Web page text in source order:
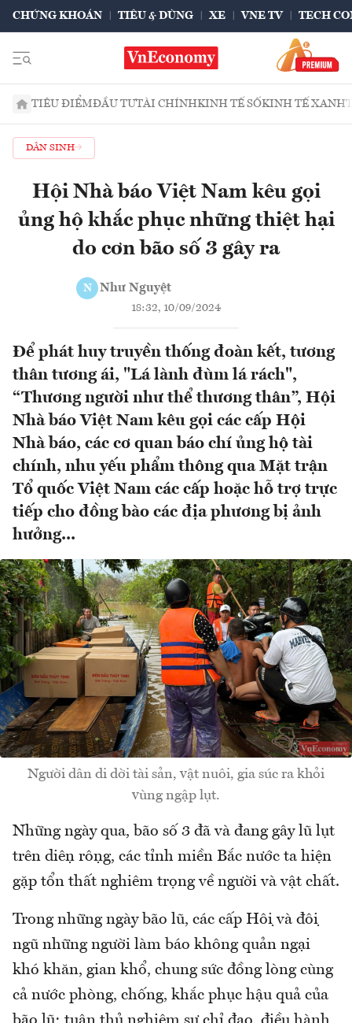
CHỨNG KHOÁN TIÊU & DÙNG XE VNE TV TECH
TIÊU ĐIỂMĐẦU TƯTÀI CHÍNHKINH TẾ SỐKINH TẾ XANH
DÂN SINH
Hội Nhà báo Việt Nam kêu gọi
ủng hộ khắc phục những thiệt hại
do cơn bão số 3 gây ra
N Như Nguyệt
18:32, 10/09/2024
Để phát huy truyền thống đoàn kết, tương
thân tương ái, "Lá lành đùm lá rách",
“Thương người như thể thương thân”, Hội
Nhà báo Việt Nam kêu gọi các cấp Hội
Nhà báo, các cơ quan báo chí ủng hộ tài
chính, nhu yếu phẩm thông qua Mặt trận
Tổ quốc Việt Nam các cấp hoặc hỗ trợ trực
tiếp cho đồng bào các địa phương bị ảnh
hưởng...
Người dân di dời tài sản, vật nuôi, gia súc ra khỏi
vùng ngập lụt.
Những ngày qua, bão số 3 đã và đang gây lũ lụt
trên diện rộng, các tỉnh miền Bắc nước ta hiện
gặp tổn thất nghiêm trọng về người và vật chất.
Trong những ngày bão lũ, các cấp Hội và đội
ngũ những người làm báo không quản ngại
khó khăn, gian khổ, chung sức đồng lòng cùng
cả nước phòng, chống, khắc phục hậu quả của